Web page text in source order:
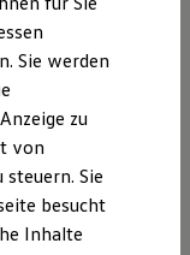
Sie werden
zu
von
steuern. Sie
besucht
Inhalte